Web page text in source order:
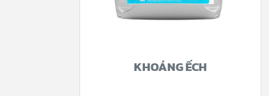
KHOÁNG ẾCH